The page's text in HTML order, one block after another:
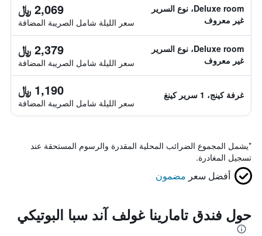
Deluxe room، نوع السرير
غير معروف
2,069 ﷼
سعر الليلة شامل الصريبة المضافة
Deluxe room، نوع السرير
غير معروف
2,379 ﷼
سعر الليلة شامل الصريبة المضافة
غرفة كينج، 1 سرير كينغ 1,190 ﷼
سعر الليلة شامل الصريبة المضافة
*يشمل المجموع الضرائب المحلية المقدرة والرسوم المستحقة عند
تسجيل المغادرة.
أفضل سعر مضمون
حول فندق تامارينا غولف آند سبا البوتيكي